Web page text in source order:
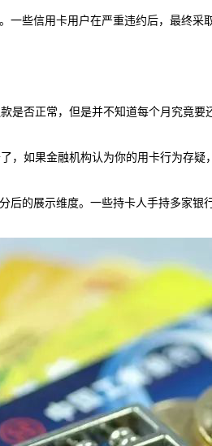
一些信用卡用户在严重违约后，最终采
是否正常，但是并不知道每个月究竟要
，如果金融机构认为你的用卡行为存疑
后的展示维度。一些持卡人手持多家